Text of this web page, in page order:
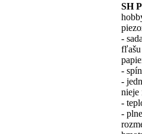
SH
-
fľašu
-
-
nieje
-
-